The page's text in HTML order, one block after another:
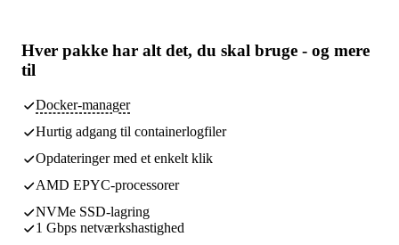
Hver pakke har alt det, du skal bruge - og mere
til
Docker-manager
Hurtig adgang til containerlogfiler
Opdateringer med et enkelt klik
AMD EPYC-processorer
NVMe SSD-lagring
1 Gbps netværkshastighed